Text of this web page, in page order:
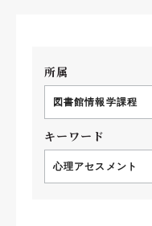
所属
図書館情報学課程
キーワード
心理アセスメント